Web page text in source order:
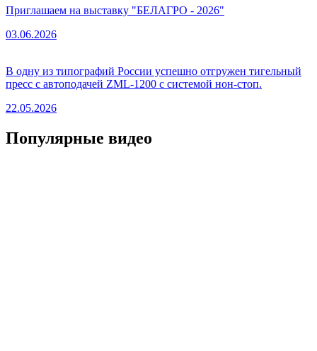
Приглашаем на выставку "БЕЛАГРО - 2026"
03.06.2026
В одну из типографий России успешно отгружен тигельный
пресс с автоподачей ZML-1200 с системой нон-стоп.
22.05.2026
Популярные видео